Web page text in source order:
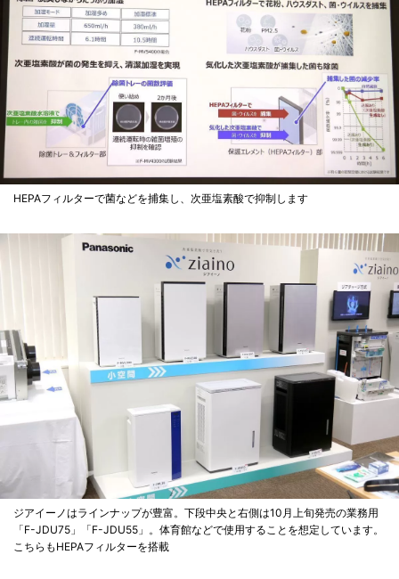
HEPAフィルターで菌などを捕集し、次亜塩素酸で抑制します
ジアイーノはラインナップが豊富。下段中央と右側は10月上旬発売の業務用
「F-JDU75」「F-JDU55」。体育館などで使用することを想定しています。
こちらもHEPAフィルターを搭載